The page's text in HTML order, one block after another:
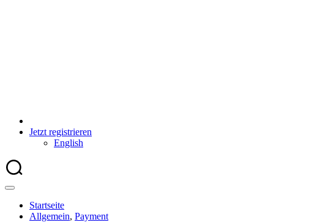
Jetzt registrieren
English
Startseite
Allgemein, Payment